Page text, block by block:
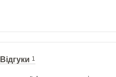
Відгуки 1